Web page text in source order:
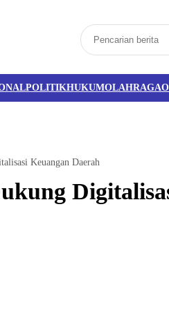
POLITIKHUKUMOLAHRAGA
Keuangan Daerah